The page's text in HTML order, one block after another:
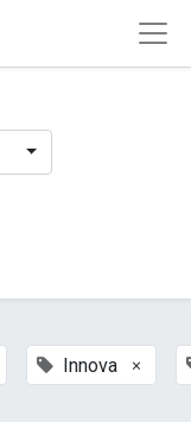
Innova ×